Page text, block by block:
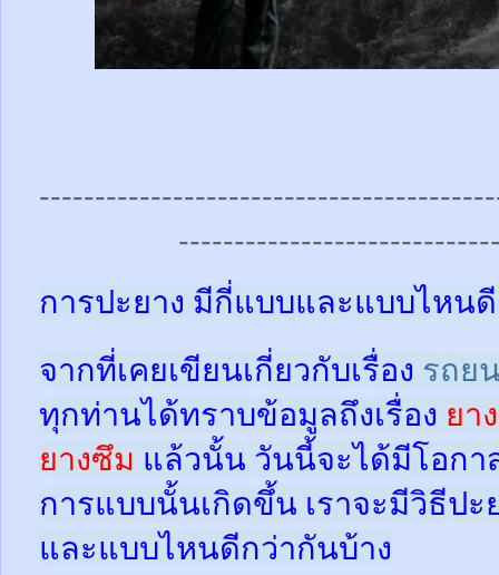
การปะยาง มีกี่แบบและแบบไหน
จากที่เคยเขียนเกี่ยวกับเรื่อง รถย
ทุกท่านได้ทราบข้อมูลถึงเรื่อง ยา
ยางซึม แล้วนั้น วันนี้จะได้มีโอกา
การแบบนั้นเกิดขึ้น เราจะมีวิธีปะ
และแบบไหนดีกว่ากันบ้าง